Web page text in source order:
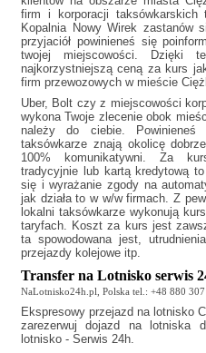
firm i korporacji
Kopalnia Nowy Wirek zastanów
przyjaciół powinieneś się
twojej miejscowości. Dzięki
najkorzystniejszą ceną za kurs
firm przewozowych w mieście
Uber, Bolt czy z miejscowości
wykona Twoje zlecenie obok
należy do ciebie.
taksówkarze znają okolicę
100% komunikatywni. Za
tradycyjnie lub kartą kredytową
się i wyrażanie zgody na
jak działa to w w/w firmach. Z
lokalni taksówkarze wykonują
taryfach. Koszt za kurs jest
ta spowodowana jest,
przejazdy kolejowe itp.
Transfer na Lotnisko serwis
NaLotnisko24h.pl, Polska tel.: +48 880 307
Ekspresowy przejazd na lotnisko
zarezerwuj dojazd na lotniska
lotnisko - Serwis 24h.